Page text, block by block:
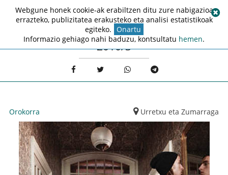
2010/3
Orokorra Urretxu eta Zumarraga
Webgune honek cookie-ak erabiltzen ditu zure nabigazioa
errazteko, publizitatea erakusteko eta analisi estatistikoak
egiteko. Onartu
Informazio gehiago nahi baduzu, kontsultatu hemen.